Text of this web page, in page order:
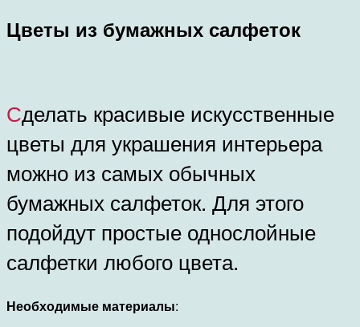
Цветы из бумажных салфеток
Сделать красивые искусственные
цветы для украшения интерьера
можно из самых обычных
бумажных салфеток. Для этого
подойдут простые однослойные
салфетки любого цвета.
Необходимые материалы: